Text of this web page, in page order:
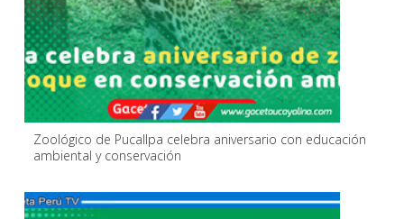
Zoológico de Pucallpa celebra aniversario con educación
ambiental y conservación